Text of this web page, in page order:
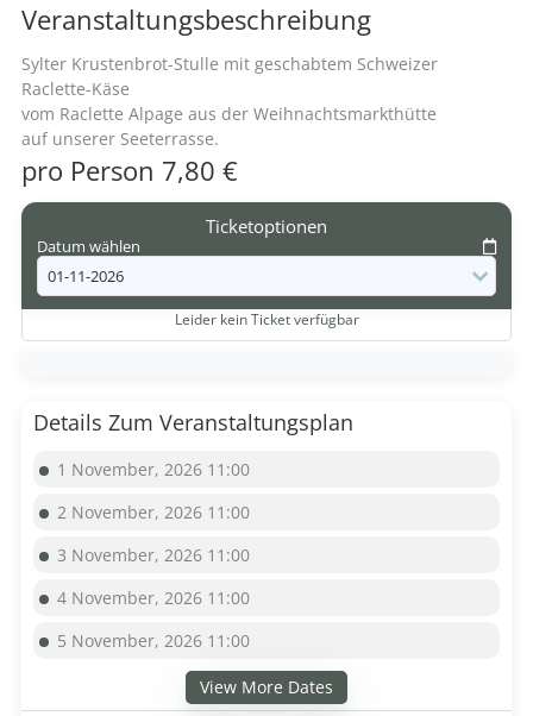
Veranstaltungsbeschreibung
Sylter Krustenbrot-Stulle mit geschabtem Schweizer
Raclette-Käse
vom Raclette Alpage aus der Weihnachtsmarkthütte
auf unserer Seeterrasse.
pro Person 7,80 €
Ticketoptionen
Datum wählen
Leider kein Ticket verfügbar
Details Zum Veranstaltungsplan
1 November, 2026 11:00
2 November, 2026 11:00
3 November, 2026 11:00
4 November, 2026 11:00
5 November, 2026 11:00
View More Dates